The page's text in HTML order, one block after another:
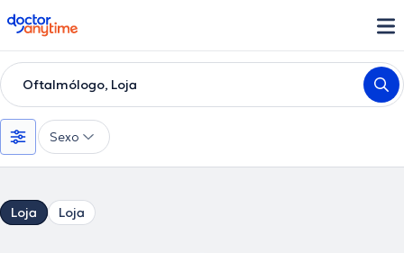
doctoranytime
Oftalmólogo, Loja
Sexo
Loja Loja